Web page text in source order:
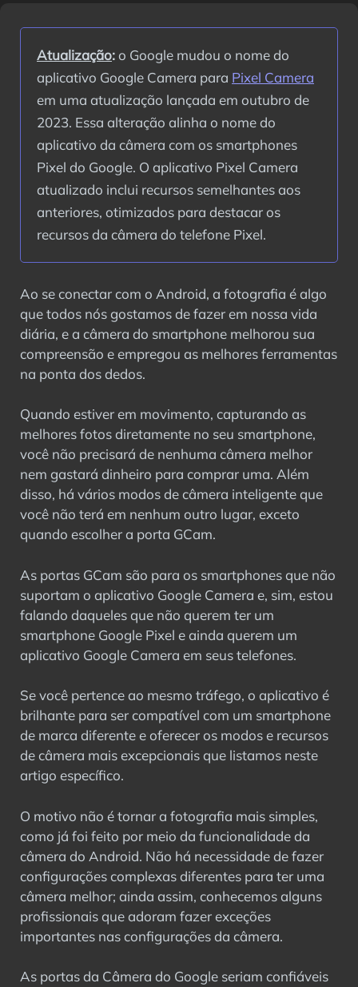
Atualização: o Google mudou o nome do
aplicativo Google Camera para Pixel Camera
em uma atualização lançada em outubro de
2023. Essa alteração alinha o nome do
aplicativo da câmera com os smartphones
Pixel do Google. O aplicativo Pixel Camera
atualizado inclui recursos semelhantes aos
anteriores, otimizados para destacar os
recursos da câmera do telefone Pixel.
Ao se conectar com o Android, a fotografia é algo
que todos nós gostamos de fazer em nossa vida
diária, e a câmera do smartphone melhorou sua
compreensão e empregou as melhores ferramentas
na ponta dos dedos.
Quando estiver em movimento, capturando as
melhores fotos diretamente no seu smartphone,
você não precisará de nenhuma câmera melhor
nem gastará dinheiro para comprar uma. Além
disso, há vários modos de câmera inteligente que
você não terá em nenhum outro lugar, exceto
quando escolher a porta GCam.
As portas GCam são para os smartphones que não
suportam o aplicativo Google Camera e, sim, estou
falando daqueles que não querem ter um
smartphone Google Pixel e ainda querem um
aplicativo Google Camera em seus telefones.
Se você pertence ao mesmo tráfego, o aplicativo é
brilhante para ser compatível com um smartphone
de marca diferente e oferecer os modos e recursos
de câmera mais excepcionais que listamos neste
artigo específico.
O motivo não é tornar a fotografia mais simples,
como já foi feito por meio da funcionalidade da
câmera do Android. Não há necessidade de fazer
configurações complexas diferentes para ter uma
câmera melhor; ainda assim, conhecemos alguns
profissionais que adoram fazer exceções
importantes nas configurações da câmera.
As portas da Câmera do Google seriam confiáveis